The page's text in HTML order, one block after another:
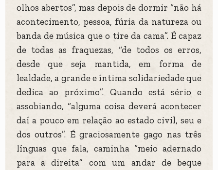
olhos abertos”, mas depois de dormir “não há
acontecimento, pessoa, fúria da natureza ou
banda de música que o tire da cama”. É capaz
de todas as fraquezas, “de todos os erros,
desde que seja mantida, em forma de
lealdade, a grande e íntima solidariedade que
dedica ao próximo”. Quando está sério e
assobiando, “alguma coisa deverá acontecer
daí a pouco em relação ao estado civil, seu e
dos outros”. É graciosamente gago nas três
línguas que fala, caminha “meio adernado
para a direita” com um andar de beque